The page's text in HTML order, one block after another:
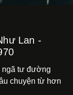
Lan -
ngã tư đường
chuyện từ hơn